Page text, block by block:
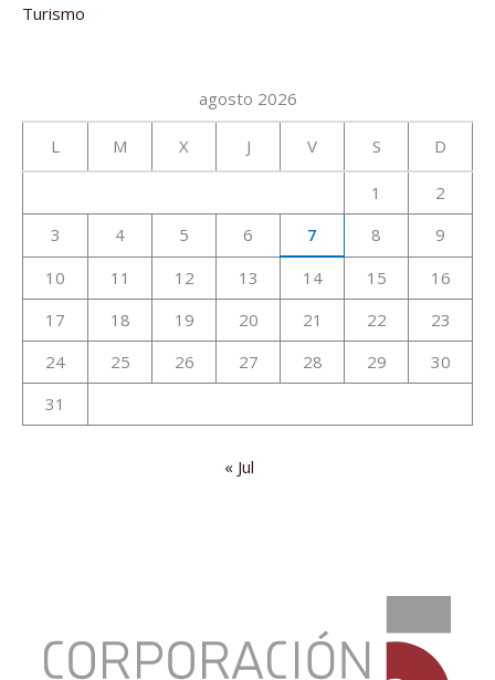
Turismo
agosto 2026
L M X J V S D
1
2
3
4 5 6 7 8
9
10
11 12 13 14 15
16
17
18 19 20 21 22
23
24
25 26 27 28 29
30
31
« Jul
temprana
contra